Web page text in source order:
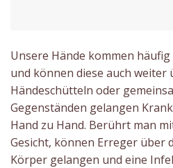
Unsere Hände kommen
und können diese auch
Händeschütteln oder
Gegenständen gelangen
Hand zu Hand. Berührt man
Gesicht, können Erreger über
Körper gelangen und eine